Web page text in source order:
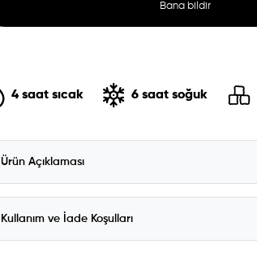
Bana bildir
4 saat sıcak 6 saat soğuk
Ürün Açıklaması
Kullanım ve İade Koşulları